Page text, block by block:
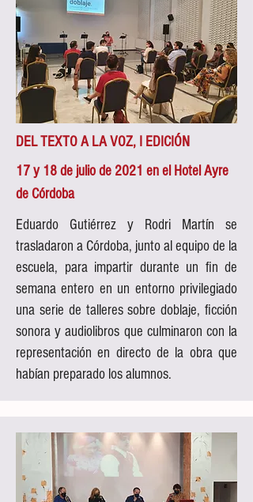
DEL TEXTO A LA VOZ, I EDICIÓN
17 y 18 de julio de 2021 en el Hotel Ayre
de Córdoba
Eduardo Gutiérrez y Rodri Martín se
trasladaron a Córdoba, junto al equipo de la
escuela, para impartir durante un fin de
semana entero en un entorno privilegiado
una serie de talleres sobre doblaje, ficción
sonora y audiolibros que culminaron con la
representación en directo de la obra que
habían preparado los alumnos.